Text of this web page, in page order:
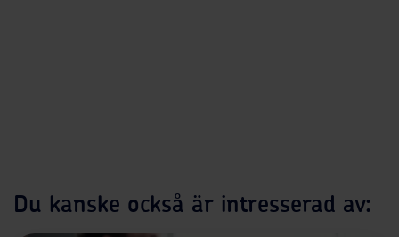
Du kanske också är intresserad av: